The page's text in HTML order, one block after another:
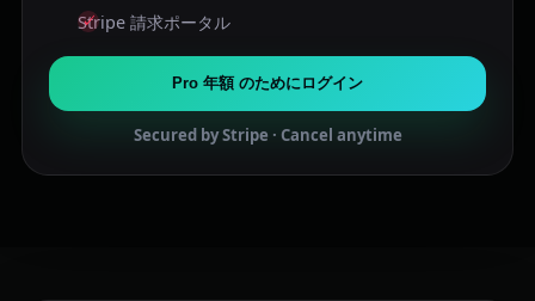
Stripe 請求ポータル
Pro 年額 のためにログイン
Secured by Stripe · Cancel anytime